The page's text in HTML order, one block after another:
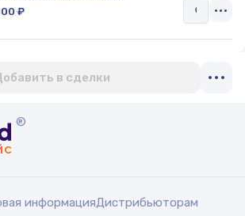
₽
в сделки
®
информацияДистрибьюторам